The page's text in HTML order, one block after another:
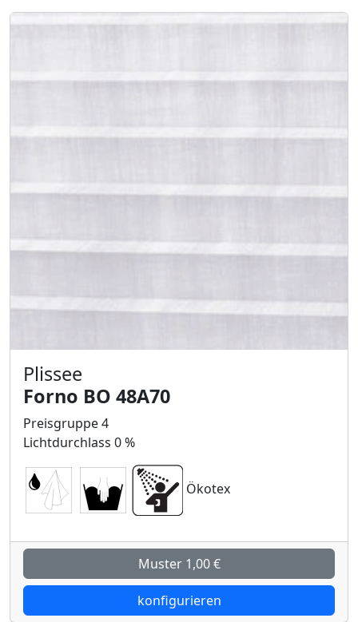
Plissee
Forno BO 48A70
Preisgruppe 4
Lichtdurchlass 0 %
Ökotex
Muster 1,00 €
konfigurieren